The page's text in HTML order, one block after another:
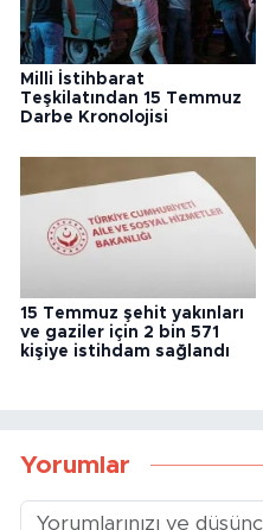
Milli İstihbarat
Teşkilatından 15 Temmuz
Darbe Kronolojisi
15 Temmuz şehit yakınları
ve gaziler için 2 bin 571
kişiye istihdam sağlandı
Yorumlar